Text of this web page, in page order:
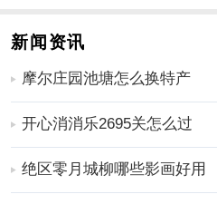
【陌聊畅聊】悄悄话，快速
真实交友，找到soul相匹配的
天，用户可以通过随机匹配的
天的切换功能，让用户可以根
的交流方式。
新闻资讯
摩尔庄园池塘怎么换特产
开心消消乐2695关怎么过
绝区零月城柳哪些影画好用